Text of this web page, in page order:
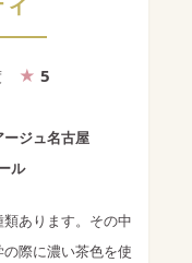
5
ジュ名古屋
ル
あります。その中
際に濃い茶色を使